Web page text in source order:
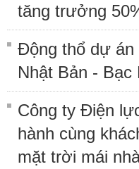
tăng trưởng
Động thổ dự án
Nhật Bản - Bạc
Công ty Điện
hành cùng
mặt trời mái